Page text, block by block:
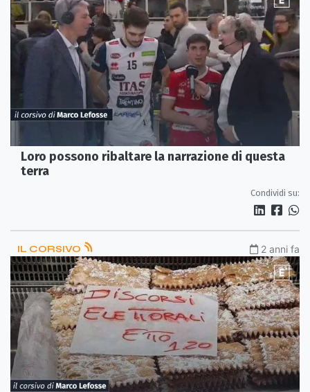
Loro possono ribaltare la narrazione di questa
terra
Condividi su:
IL CORSIVO 2 anni fa